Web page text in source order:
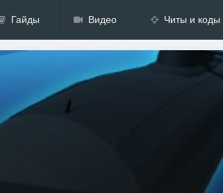
Гайды Видео Читы и коды